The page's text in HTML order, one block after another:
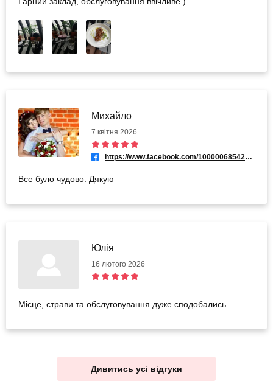
Михайло
7 квітня 2026
https://www.facebook.com/100000685425187
Все було чудово. Дякую
Юлія
16 лютого 2026
Місце, страви та обслуговування дуже сподобались.
Дивитись усі відгуки